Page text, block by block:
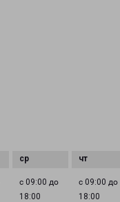
с 09:00 до
18:00
с 09:00 до
18:00